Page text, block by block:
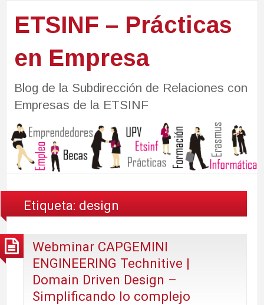
ETSINF – Prácticas
en Empresa
Blog de la Subdirección de Relaciones con
Empresas de la ETSINF
Etiqueta: design
Webminar CAPGEMINI
ENGINEERING Technitive |
Domain Driven Design –
Simplificando lo complejo